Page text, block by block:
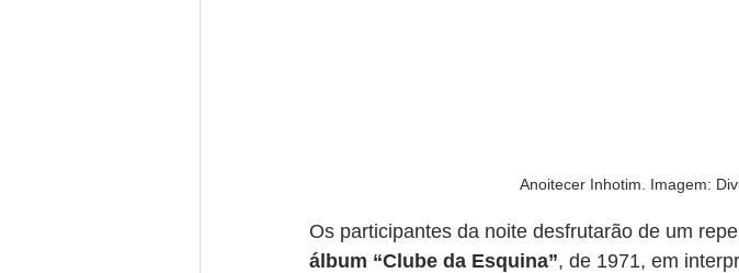
Anoitecer Inhotim. Imagem:
Os participantes da noite desfrutarão de um
álbum “Clube da Esquina”, de 1971, em